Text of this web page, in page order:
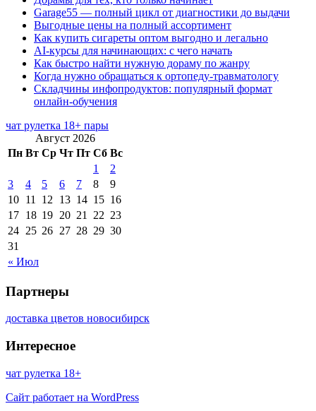
Garage55 — полный цикл от диагностики до выдачи
Выгодные цены на полный ассортимент
Как купить сигареты оптом выгодно и легально
AI-курсы для начинающих: с чего начать
Как быстро найти нужную дораму по жанру
Когда нужно обращаться к ортопеду-травматологу
Складчины инфопродуктов: популярный формат
онлайн-обучения
чат рулетка 18+ пары
Август 2026
Пн Вт Ср Чт Пт Сб Вс
« Июл
1
2
3
4 5 6 7 8
9
10 11 12 13 14 15 16
17 18 19 20 21 22 23
24 25 26 27 28 29 30
31
Партнеры
доставка цветов новосибирск
Интересное
чат рулетка 18+
Сайт работает на WordPress